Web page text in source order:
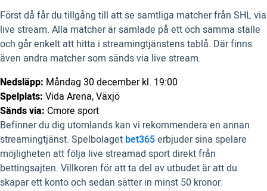
Först då får du tillgång till att se samtliga matcher från SHL via
live stream. Alla matcher är samlade på ett och samma ställe
och går enkelt att hitta i streamingtjänstens tablå. Där finns
även andra matcher som sänds via live stream.
Nedsläpp: Måndag 30 december kl. 19:00
Spelplats: Vida Arena, Växjö
Sänds via: Cmore sport
Befinner du dig utomlands kan vi rekommendera en annan
streamingtjänst. Spelbolaget bet365erbjuder sina spelare
möjligheten att följa live streamad sport direkt från
bettingsajten. Villkoren för att ta del av utbudet är att du
skapar ett konto och sedan sätter in minst 50 kronor.